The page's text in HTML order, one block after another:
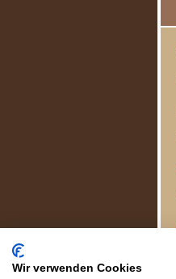
Wir verwenden Cookies